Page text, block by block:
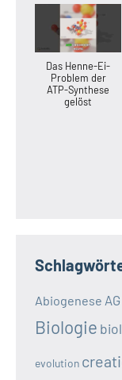
Das Henne-Ei-
Problem der
ATP-Synthese
gelöst
Abiogenese
Biologie
evolution